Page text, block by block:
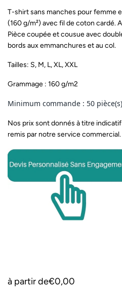
T-shirt sans manches pour femme
(160 g/m²) avec fil de coton cardé.
Pièce coupée et cousue avec
bords aux emmanchures et au col.
Tailles: S, M, L, XL, XXL
Grammage : 160 g/m2
Minimum commande : 50 pièce(s)
Nos prix sont donnés à titre
remis par notre service
à partir de€0,00